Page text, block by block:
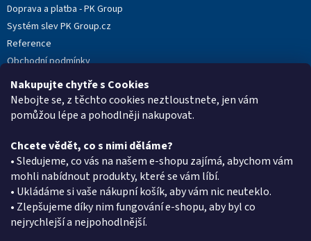
Nakupujte chytře s Cookies
Nebojte se, z těchto cookies neztloustnete, jen vám
pomůžou lépe a pohodlněji nakupovat.
Chcete vědět, co s nimi děláme?
• Sledujeme, co vás na našem e-shopu zajímá, abychom vám
mohli nabídnout produkty, které se vám líbí.
• Ukládáme si vaše nákupní košík, aby vám nic neuteklo.
• Zlepšujeme díky nim fungování e-shopu, aby byl co
nejrychlejší a nejpohodlnější.
Doprava a platba - PK Group
Systém slev PK Group.cz
Reference
Obchodní podmínky
Podmínky ochrany osobních údajů
Reklamační protokol
Kontakt
eshop@pkgroup.cz
+420603331993
+420734621131